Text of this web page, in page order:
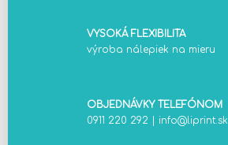
VYSOKÁ FLEXIBILITA
výroba nálepiek na mieru
OBJEDNÁVKY TELEFÓNOM
0911 220 292
info@liprint.sk